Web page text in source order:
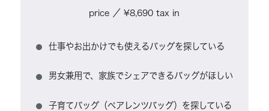
price ／ ¥8,690 tax in
仕事やお出かけでも使えるバッグを探している
男女兼用で、家族でシェアできるバッグがほしい
子育てバッグ（ペアレンツバッグ）を探している